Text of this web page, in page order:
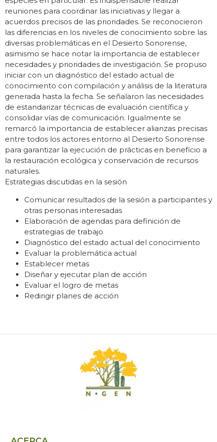
reuniones para coordinar las iniciativas y llegar a
acuerdos precisos de las prioridades. Se reconocieron
las diferencias en los niveles de conocimiento sobre las
diversas problemáticas en el Desierto Sonorense,
asimismo se hace notar la importancia de establecer
necesidades y prioridades de investigación. Se propuso
iniciar con un diagnóstico del estado actual de
conocimiento con compilación y análisis de la literatura
generada hasta la fecha. Se señalaron las necesidades
de estandarizar técnicas de evaluación científica y
consolidar vías de comunicación. Igualmente se
remarcó la importancia de establecer alianzas precisas
entre todos los actores entorno al Desierto Sonorense
para garantizar la ejecución de prácticas en beneficio a
la restauración ecológica y conservación de recursos
naturales.
Estrategias discutidas en la sesión
Comunicar resultados de la sesión a participantes y
otras personas interesadas
Elaboración de agendas para definición de
estrategias de trabajo
Diagnóstico del estado actual del conocimiento
Evaluar la problemática actual
Establecer metas
Diseñar y ejecutar plan de acción
Evaluar el logro de metas
Redirigir planes de acción